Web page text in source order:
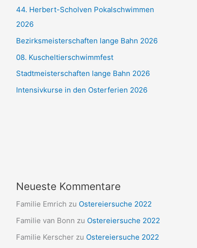
44. Herbert-Scholven Pokalschwimmen
2026
Bezirksmeisterschaften lange Bahn 2026
08. Kuscheltierschwimmfest
Stadtmeisterschaften lange Bahn 2026
Intensivkurse in den Osterferien 2026
Neueste Kommentare
Familie Emrich zu Ostereiersuche 2022
Familie van Bonn zu Ostereiersuche 2022
Familie Kerscher zu Ostereiersuche 2022